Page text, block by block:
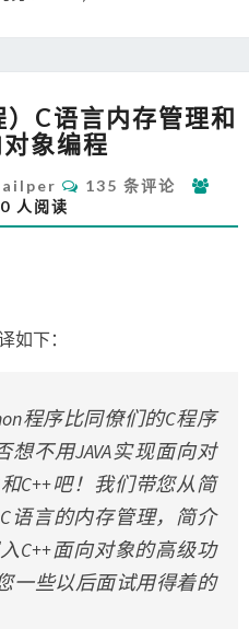
省
理
免
费
言
理
和
C++面
向
对
象
编
）C语言内存管理和
象编程
评
论
135 条评论
人阅读
如下：
程序比同僚们的C程序
不用JAVA实现面向对
C++吧！我们带您从简
语言的内存管理，简介
C++面向对象的高级功
一些以后面试用得着的